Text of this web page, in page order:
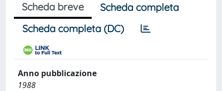
Scheda breve
Scheda completa
Scheda completa (DC)
Anno pubblicazione
1988